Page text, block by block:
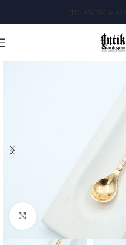
TIL ANTIK &